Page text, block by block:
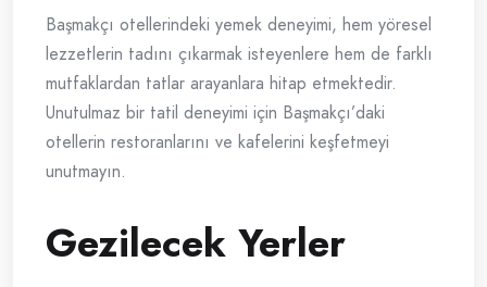
Başmakçı otellerindeki yemek deneyimi, hem yöresel
lezzetlerin tadını çıkarmak isteyenlere hem de farklı
mutfaklardan tatlar arayanlara hitap etmektedir.
Unutulmaz bir tatil deneyimi için Başmakçı’daki
otellerin restoranlarını ve kafelerini keşfetmeyi
unutmayın.
Gezilecek Yerler